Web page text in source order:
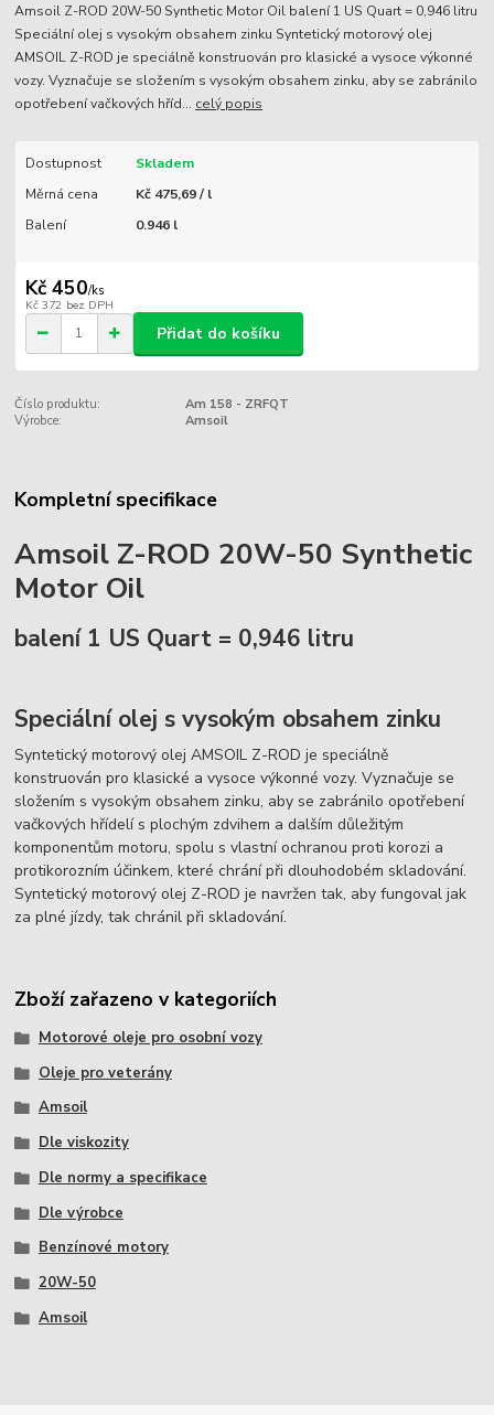
Amsoil Z-ROD 20W-50 Synthetic Motor Oil balení 1 US Quart = 0,946 litru
Speciální olej s vysokým obsahem zinku Syntetický motorový olej
AMSOIL Z-ROD je speciálně konstruován pro klasické a vysoce výkonné
vozy. Vyznačuje se složením s vysokým obsahem zinku, aby se zabránilo
opotřebení vačkových hříd... celý popis
Dostupnost
Skladem
Měrná cena
Kč 475,69 / l
Balení
0.946 l
Kč 450/ks
Kč 372 bez DPH
Přidat do košíku
Číslo produktu:
Am 158 - ZRFQT
Výrobce:
Amsoil
Kompletní specifikace
Amsoil Z-ROD 20W-50 Synthetic
Motor Oil
balení 1 US Quart = 0,946 litru
Speciální olej s vysokým obsahem zinku
Syntetický motorový olej AMSOIL Z-ROD je speciálně
konstruován pro klasické a vysoce výkonné vozy.Vyznačuje se
složením s vysokým obsahem zinku, aby se zabránilo opotřebení
vačkových hřídelí s plochým zdvihem a dalším důležitým
komponentům motoru, spolu s vlastní ochranou proti korozi a
protikorozním účinkem, které chrání při dlouhodobém skladování.
Syntetický motorový olej Z-ROD je navržen tak, aby fungoval jak
za plné jízdy, tak chránil při skladování.
Zboží zařazeno v kategoriích
Motorové oleje pro osobní vozy
Oleje pro veterány
Amsoil
Dle viskozity
Dle normy a specifikace
Dle výrobce
Benzínové motory
20W-50
Amsoil